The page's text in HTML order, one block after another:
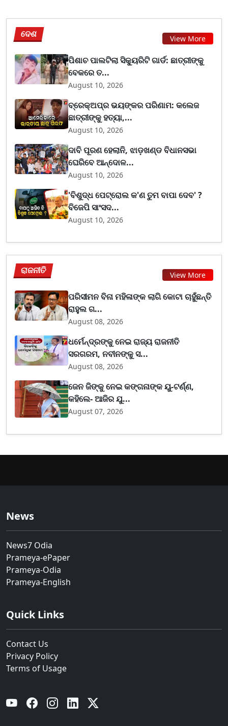
ଦେଶ View More
ପିଶାଚ ପାଲଟିଲା ସିକ୍ୟୁରିଟି ଗାର୍ଡ: ଛାତ୍ରୀଙ୍କୁ
ବେକରେ ତ...
August 10, 2026
ବ୍ରେକ୍ଅପ୍‌ର ଭୟଙ୍କର ପରିଣାମ: କଲେଜ
ଛାତ୍ରୀଙ୍କୁ ହତ୍ୟା,...
August 10, 2026
ଦାବି ପୂରଣ ହେଲାନି, ଝାଡ଼ଖଣ୍ଡ ବିଧାନସଭା
ଘେରିବେ ଆନ୍ଦୋଳ...
August 10, 2026
'ବିଶୁଦ୍ଧ ପେଟ୍ରୋଲ କ'ଣ ତୁମ ବାପା ଦେବ' ?
ବିଜେପି ସାଂସଦ...
August 10, 2026
ରାଜନୀତି View More
ପରିସୀମନ ବିନା ମହିଳାଙ୍କ ଲାଗି କୋଟା ଚାହୁଁଛନ୍ତି
ରାହୁଲ ଗ...
August 08, 2026
ଧର୍ମେନ୍ଦ୍ରଙ୍କୁ ନେଇ ରାଜ୍ୟ ରାଜନୀତି
ସରଗରମ, ନବୀନଙ୍କୁ ସ...
August 08, 2026
ଜେନ ଜିଙ୍କୁ ନେଇ କଙ୍ଗନାଙ୍କ ୟୁ-ଟର୍ଣ୍ଣ,
କହିଲେ- ଆଜିର ଯୁ...
August 07, 2026
News
News7 Odia
Prameya-ePaper
Prameya-Odia
Prameya-English
Quick Links
Contact Us
Privacy Policy
Terms of Usage
YouTube Facebook Instagram Linkedin